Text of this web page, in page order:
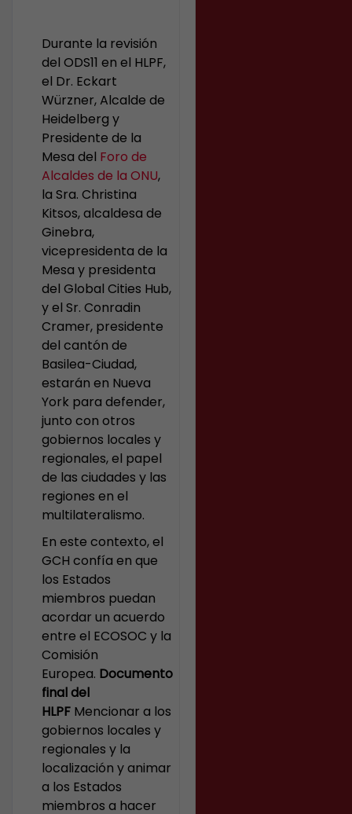
Durante la revisión
del ODS11 en el HLPF,
el Dr. Eckart
Würzner, Alcalde de
Heidelberg y
Presidente de la
Mesa del Foro de
Alcaldes de la ONU,
la Sra. Christina
Kitsos, alcaldesa de
Ginebra,
vicepresidenta de la
Mesa y presidenta
del Global Cities Hub,
y el Sr. Conradin
Cramer, presidente
del cantón de
Basilea-Ciudad,
estarán en Nueva
York para defender,
junto con otros
gobiernos locales y
regionales, el papel
de las ciudades y las
regiones en el
multilateralismo.
En este contexto, el
GCH confía en que
los Estados
miembros puedan
acordar un acuerdo
entre el ECOSOC y la
Comisión
Europea. Documento
final del
HLPF Mencionar a los
gobiernos locales y
regionales y la
localización y animar
a los Estados
miembros a hacer